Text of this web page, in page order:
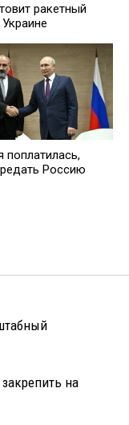
ракетный
поплатилась,
Россию
на